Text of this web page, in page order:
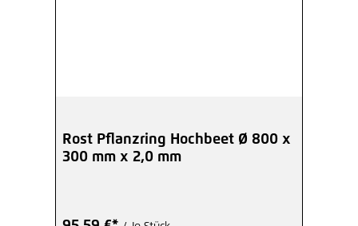
Rost Pflanzring Hochbeet Ø 800 x
300 mm x 2,0 mm